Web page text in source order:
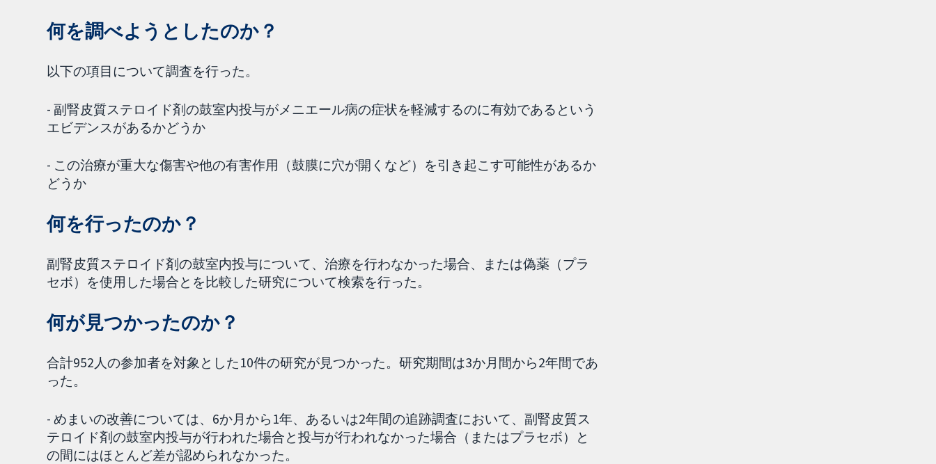
何を調べようとしたのか？
以下の項目について調査を行った。
- 副腎皮質ステロイド剤の鼓室内投与がメニエール病の症状を軽減するのに有効であるという
エビデンスがあるかどうか
- この治療が重大な傷害や他の有害作用（鼓膜に穴が開くなど）を引き起こす可能性があるか
どうか
何を行ったのか？
副腎皮質ステロイド剤の鼓室内投与について、治療を行わなかった場合、または偽薬（プラ
セボ）を使用した場合とを比較した研究について検索を行った。
何が見つかったのか？
合計952人の参加者を対象とした10件の研究が見つかった。研究期間は3か月間から2年間であ
った。
- めまいの改善については、6か月から1年、あるいは2年間の追跡調査において、副腎皮質ス
テロイド剤の鼓室内投与が行われた場合と投与が行われなかった場合（またはプラセボ）と
の間にはほとんど差が認められなかった。